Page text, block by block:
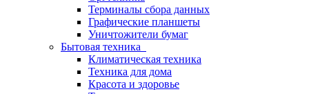
Терминалы сбора данных
Графические планшеты
Уничтожители бумаг
Бытовая техника
Климатическая техника
Техника для дома
Красота и здоровье